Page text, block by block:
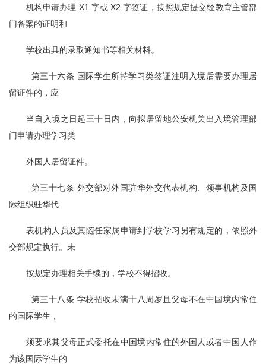
机构申请办理 X1 字或 X2 字签证，按照规定提交经教育主管部
门备案的证明和
学校出具的录取通知书等相关材料。
  第三十六条 国际学生所持学习类签证注明入境后需要办理居
留证件的，应
当自入境之日起三十日内，向拟居留地公安机关出入境管理部
门申请办理学习类
外国人居留证件。
  第三十七条 外交部对外国驻华外交代表机构、领事机构及国
际组织驻华代
表机构人员及其随任家属申请到学校学习另有规定的，依照外
交部规定执行。未
按规定办理相关手续的，学校不得招收。
  第三十八条 学校招收未满十八周岁且父母不在中国境内常住
的国际学生，
须要求其父母正式委托在中国境内常住的外国人或者中国人作
为该国际学生的